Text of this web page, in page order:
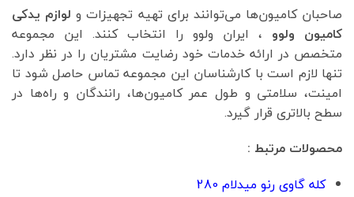
صاحبان کامیون‌ها می‌توانند برای تهیه تجهیزات و لوازم یدکی
کامیون‌ ولوو ، ایران ولوو را انتخاب کنند. این مجموعه
متخصص در ارائه خدمات خود رضایت مشتریان را در نظر دارد.
تنها لازم است با کارشناسان این مجموعه تماس حاصل شود تا
امینت، سلامتی و طول عمر کامیون‌ها، رانندگان و راه‌ها در
سطح بالاتری قرار گیرد.
محصولات مرتبط :
کله گاوی رنو میدلام 280